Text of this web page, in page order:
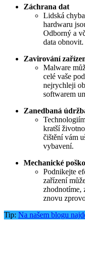
Záchrana dat
Lidská
hardwaru
Odborný a
data obnovit.
Zavirování
Malware
celé vaše
nejrychleji
softwarem
Zanedbaná
kratší
čištění vám
vybavení.
Mechanické
Podnikejte
zařízení
zhodnotíme,
znovu
Tip: Na našem blogu